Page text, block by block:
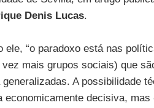
Denis Lucas.
ele, “o paradoxo está nas
vez mais grupos sociais) que
generalizadas. A possibilidade
economicamente decisiva,